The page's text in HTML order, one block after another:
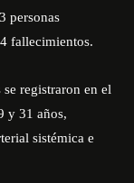
personas
fallecimientos.
registraron en el
y 31 años,
sistémica e